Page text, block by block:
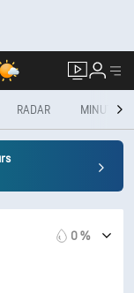
RADAR
0 %